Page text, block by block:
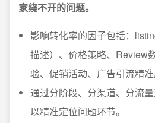
家绕不开的问题。
影响转化率的因子包括：
描述）、价格策略、Review
验、促销活动、广告引流精准
通过分阶段、分渠道、分流
以精准定位问题环节。